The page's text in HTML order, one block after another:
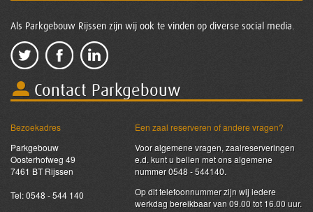
Als Parkgebouw Rijssen zijn wij ook te vinden op diverse social media.
Contact Parkgebouw
Bezoekadres
Parkgebouw
Oosterhofweg 49
7461 BT Rijssen
Tel: 0548 - 544 140
Een zaal reserveren of andere vragen?
Voor algemene vragen, zaalreserveringen
e.d. kunt u bellen met ons algemene
nummer 0548 - 544140.
Op dit telefoonnummer zijn wij iedere
werkdag bereikbaar van 09.00 tot 16.00 uur.